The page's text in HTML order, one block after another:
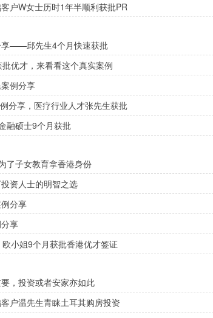
户W女士历时1年半顺利获批PR
享——邱先生4个月快速获批
优才，来看看这个真实案例
例分享
分享，医疗行业人才张先生获批
融硕士9个月获批
了子女教育拿香港身份
资人士的明智之选
分享
享
小姐9个月获批香港优才签证
，投资或者安家亦如此
户温先生青睐土耳其购房投资